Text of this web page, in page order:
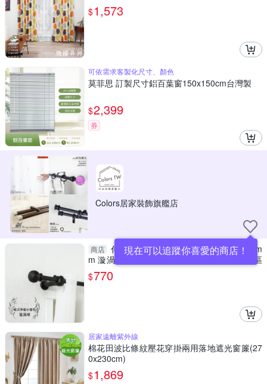
倍抓皺
$1,573
可依需求客製化尺寸、顏色
莫菲思 訂製尺寸鋁百葉窗150x150cm台灣製
$2,399
券
Colors居家裝飾旗艦店
現在可以追蹤你喜愛的商店！
商店 伸縮小窗桿組 183~305cm 管徑9.8/7.8m
m 漩渦球造型 窗簾桿 歐式 台灣製造 偏遠地區
請見圖示
$770
居家遠離紫外線
棉花田波比條紋壓花穿掛兩用落地遮光窗簾(27
0x230cm)
$1,869